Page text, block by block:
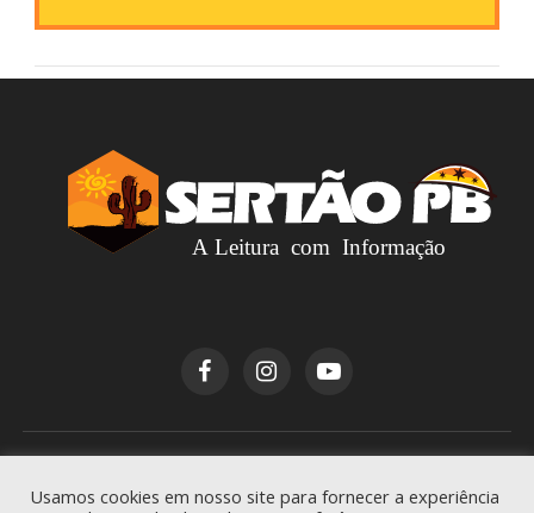
reservados.
Usamos cookies em nosso site para fornecer a experiência